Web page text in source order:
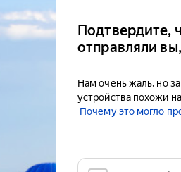
Подтвердите,
отправляли
Нам очень жаль, но
устройства похожи
Почему это могло